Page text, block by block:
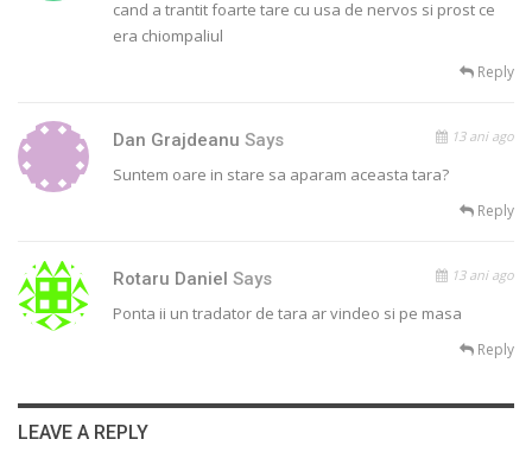
cand a trantit foarte tare cu usa de nervos si prost ce
era chiompaliul
Reply
Dan Grajdeanu Says 13 ani ago
Suntem oare in stare sa aparam aceasta tara?
Reply
Rotaru Daniel Says 13 ani ago
Ponta ii un tradator de tara ar vindeo si pe masa
Reply
LEAVE A REPLY